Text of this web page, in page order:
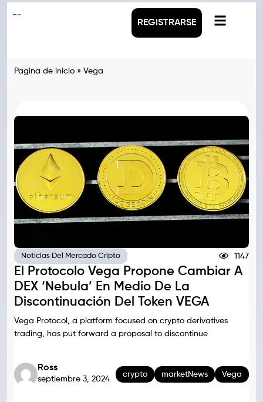
REGISTRARSE
Pagina de inicio » Vega
Noticias Del Mercado Cripto 1147
El Protocolo Vega Propone Cambiar A
DEX ‘Nebula’ En Medio De La
Discontinuación Del Token VEGA
Vega Protocol, a platform focused on crypto derivatives
trading, has put forward a proposal to discontinue
Ross
septiembre 3, 2024
crypto marketNews Vega